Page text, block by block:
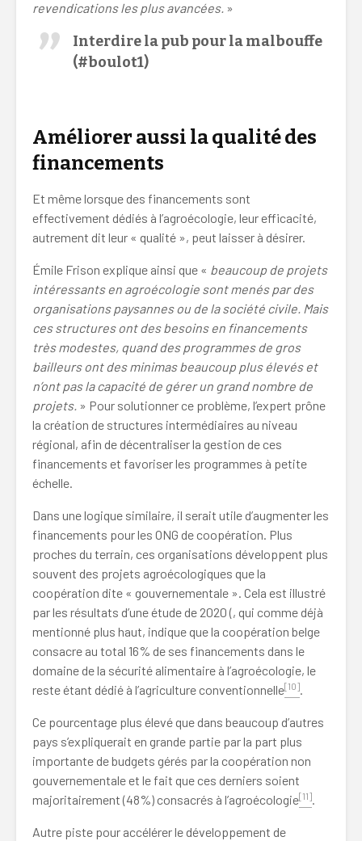
revendications les plus avancées. »
Interdire la pub pour la malbouffe
(#boulot1)
Améliorer aussi la qualité des
financements
Et même lorsque des financements sont
effectivement dédiés à l’agroécologie, leur efficacité,
autrement dit leur « qualité », peut laisser à désirer.
Émile Frison explique ainsi que « beaucoup de projets
intéressants en agroécologie sont menés par des
organisations paysannes ou de la société civile. Mais
ces structures ont des besoins en financements
très modestes, quand des programmes de gros
bailleurs ont des minimas beaucoup plus élevés et
n’ont pas la capacité de gérer un grand nombre de
projets. » Pour solutionner ce problème, l’expert prône
la création de structures intermédiaires au niveau
régional, afin de décentraliser la gestion de ces
financements et favoriser les programmes à petite
échelle.
Dans une logique similaire, il serait utile d’augmenter les
financements pour les ONG de coopération. Plus
proches du terrain, ces organisations développent plus
souvent des projets agroécologiques que la
coopération dite « gouvernementale ». Cela est illustré
par les résultats d’une étude de 2020 (, qui comme déjà
mentionné plus haut, indique que la coopération belge
consacre au total 16% de ses financements dans le
domaine de la sécurité alimentaire à l’agroécologie, le
reste étant dédié à l’agriculture conventionnelle[10].
Ce pourcentage plus élevé que dans beaucoup d’autres
pays s’expliquerait en grande partie par la part plus
importante de budgets gérés par la coopération non
gouvernementale et le fait que ces derniers soient
majoritairement (48%) consacrés à l’agroécologie[11].
Autre piste pour accélérer le développement de